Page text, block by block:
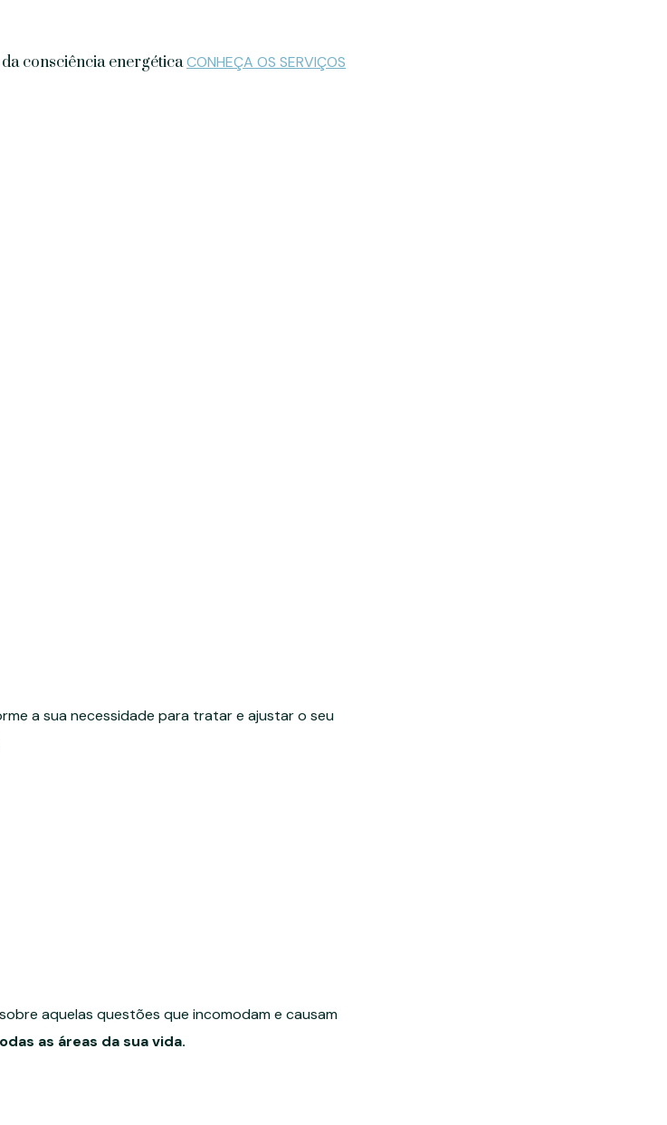
consciência energéticaCONHEÇA OS SERVIÇOS
a sua necessidade para tratar e ajustar o seu
aquelas questões que incomodam e causam
as áreas da sua vida.